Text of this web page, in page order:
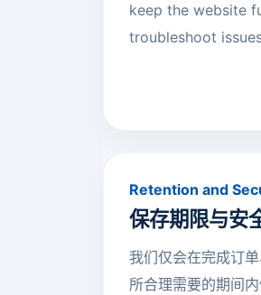
keep the website
troubleshoot
Retention and
保存期限与安
我们仅会在完成订
所合理需要的期间